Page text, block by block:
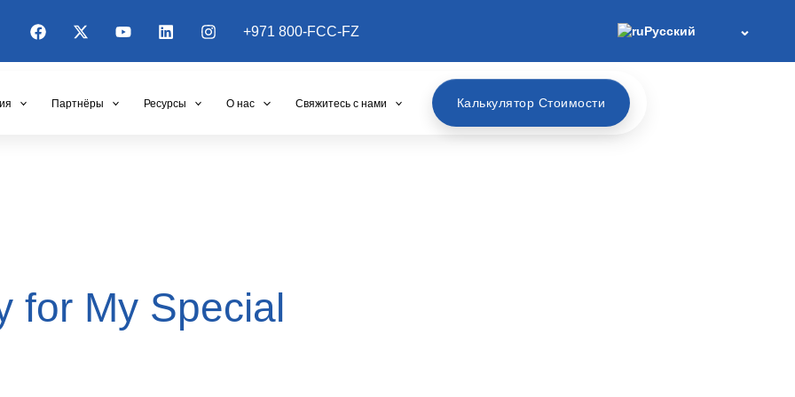
+971 800-FCC-FZ Русский
Партнёры Ресурсы О нас Свяжитесь с нами Калькулятор Стоимости
for My Special